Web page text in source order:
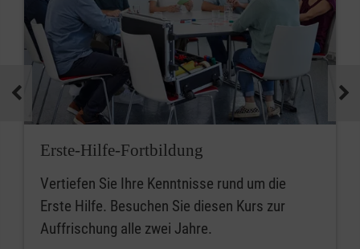
Erste-Hilfe-Fortbildung
Vertiefen Sie Ihre Kenntnisse rund um die
Erste Hilfe. Besuchen Sie diesen Kurs zur
Auffrischung alle zwei Jahre.